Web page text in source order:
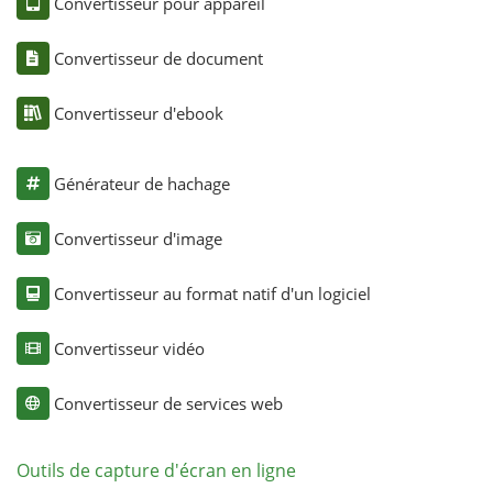
Convertisseur de document
Convertisseur d'ebook
Générateur de hachage
Convertisseur d'image
Convertisseur au format natif d'un logiciel
Convertisseur vidéo
Convertisseur de services web
Outils de capture d'écran en ligne